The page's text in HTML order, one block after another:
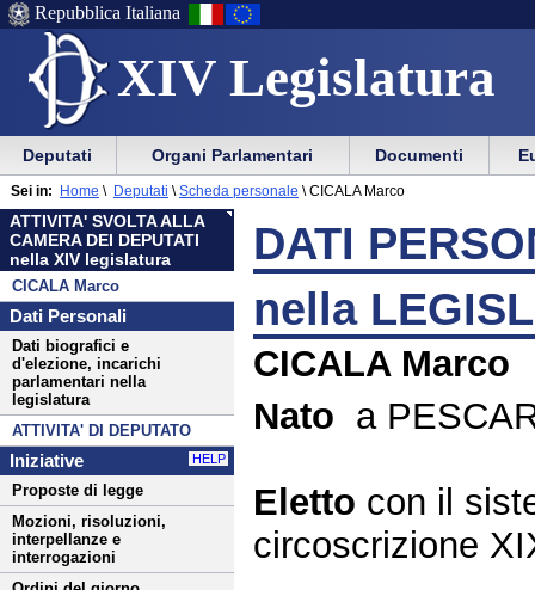
XIV Legislatura
Menu
di
ausilio
alla
navigazione
Vai
Menu
di
navigazione
principale
Repubblica Italiana
Menu
di
navigazione
principale
Vai
menu
di
sezione
Deputati Organi Parlamentari Documenti
ATTIVITA' SVOLTA ALLA
CAMERA DEI DEPUTATI
nella XIV legislatura
CICALA Marco
Dati Personali
Dati biografici e
d'elezione, incarichi
parlamentari nella
legislatura
ATTIVITA' DI DEPUTATO
Iniziative HELP
Proposte di legge
Mozioni, risoluzioni,
interpellanze e
interrogazioni
Sei in: Home \ Deputati \ Scheda personale \ CICALA Marco
DATI
nella
CICALA Marco
Nato a
Eletto con il
circoscrizione